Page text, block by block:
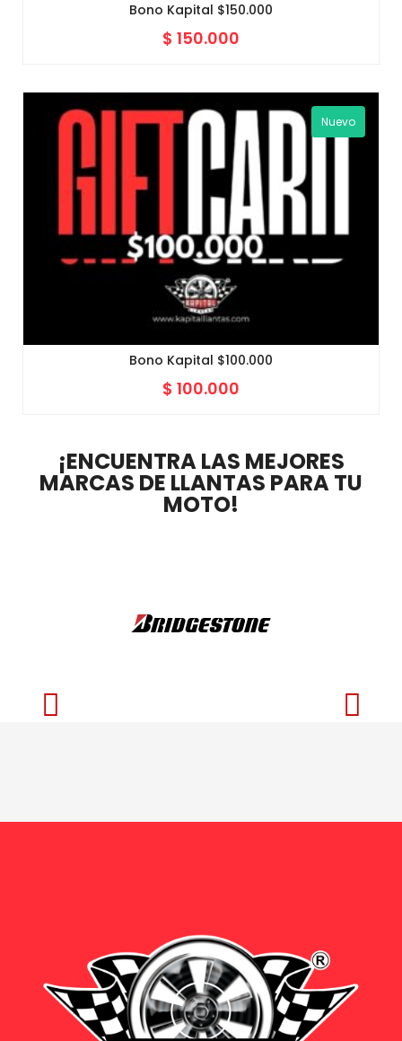
Bono Kapital $150.000
$ 150.000
Nuevo
Bono Kapital $100.000
$ 100.000
¡ENCUENTRA LAS MEJORES
MARCAS DE LLANTAS PARA TU
MOTO!